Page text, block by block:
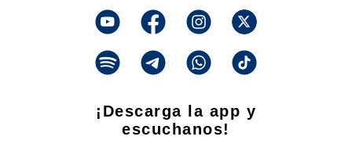
¡Descarga la app y
escuchanos!